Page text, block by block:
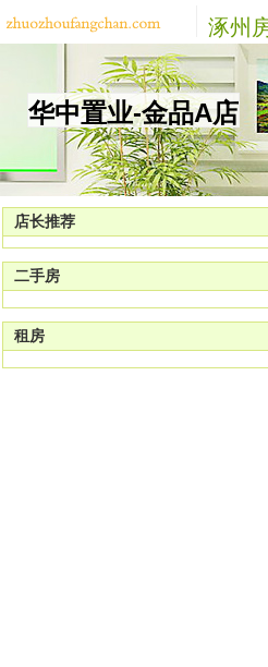
涿州
华中置业-金品A店
店长推荐
二手房
租房